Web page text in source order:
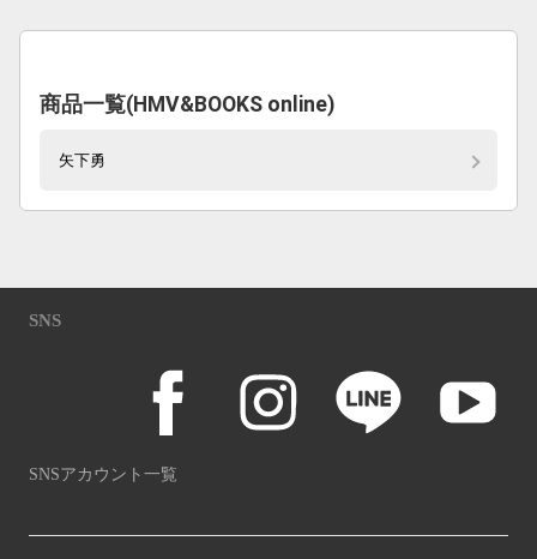
商品一覧(HMV&BOOKS online)
矢下勇
SNS
SNSアカウント一覧